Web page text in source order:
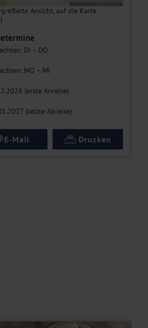
Ansicht, auf die Karte
DI – DO
MO – MI
(erste Anreise)
(letzte Abreise)
E-Mail Drucken